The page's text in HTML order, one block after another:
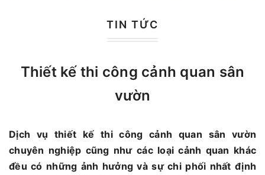
TIN TỨC
Thiết kế thi công cảnh quan sân
vườn
Dịch vụ thiết kế thi công cảnh quan sân vườn
chuyên nghiệp cũng như các loại cảnh quan khác
đều có những ảnh hưởng và sự chi phối nhất định